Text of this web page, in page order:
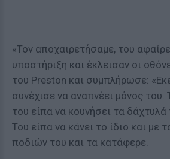
«Τον αποχαιρετήσαμε, του
υποστήριξη και έκλεισαν οι
του Preston και συμπλήρωσε:
συνέχισε να αναπνέει μόνος
του είπα να κουνήσει τα δάχτυλά
Του είπα να κάνει το ίδιο και με
ποδιών του και τα κατάφερε.